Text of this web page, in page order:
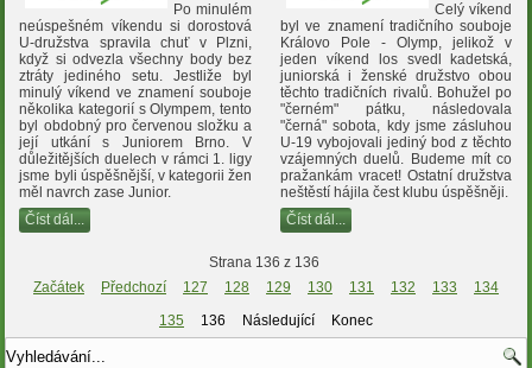
Po minulém
neúspešném víkendu si dorostová
U-družstva spravila chuť v Plzni,
když si odvezla všechny body bez
ztráty jediného setu. Jestliže byl
minulý víkend ve znamení souboje
několika kategorií s Olympem, tento
byl obdobný pro červenou složku a
její utkání s Juniorem Brno. V
důležitějších duelech v rámci 1. ligy
jsme byli úspěšnější, v kategorii žen
měl navrch zase Junior.
Číst dál...
Celý víkend
byl ve znamení tradičního souboje
Královo Pole - Olymp, jelikož v
jeden víkend los svedl kadetská,
juniorská i ženské družstvo obou
těchto tradičních rivalů. Bohužel po
"černém" pátku, následovala
"černá" sobota, kdy jsme zásluhou
U-19 vybojovali jediný bod z těchto
vzájemných duelů. Budeme mít co
pražankám vracet! Ostatní družstva
neštěstí hájila čest klubu úspěšněji.
Číst dál...
Strana 136 z 136
Začátek
Předchozí 127 128 129 130 131 132 133
134
135
136 Následující Konec